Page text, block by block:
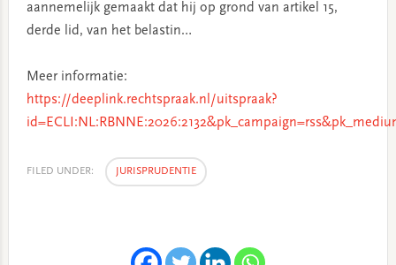
aannemelijk gemaakt dat hij op grond van artikel 15,
derde lid, van het belastin…
Meer informatie:
https://deeplink.rechtspraak.nl/uitspraak?
FILED UNDER: JURISPRUDENTIE